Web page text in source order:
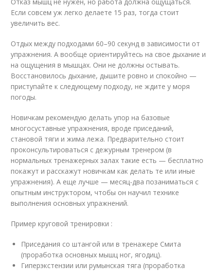
Если совсем уж легко делаете 15 раз, тогда стоит
увеличить вес.
Отдых между подходами 60–90 секунд в зависимости от
упражнения. А вообще ориентируйтесь на свое дыхание и
на ощущения в мышцах. Они не должны остывать.
Восстановилось дыхание, дышите ровно и спокойно —
приступайте к следующему подходу, не ждите у моря
погоды.
Новичкам рекомендую делать упор на базовые
многосуставные упражнения, вроде приседаний,
становой тяги и жима лежа. Предварительно стоит
проконсультироваться с дежурным тренером (в
нормальных тренажерных залах такие есть — бесплатно
покажут и расскажут новичкам как делать те или иные
упражнения). А еще лучше — месяц-два позаниматься с
опытным инструктором, чтобы он научил технике
выполнения основных упражнений.
Пример круговой тренировки :
Приседания со штангой или в тренажере Смита
(проработка основных мышц ног, ягодиц).
Гиперэкстензии или румынская тяга (проработка